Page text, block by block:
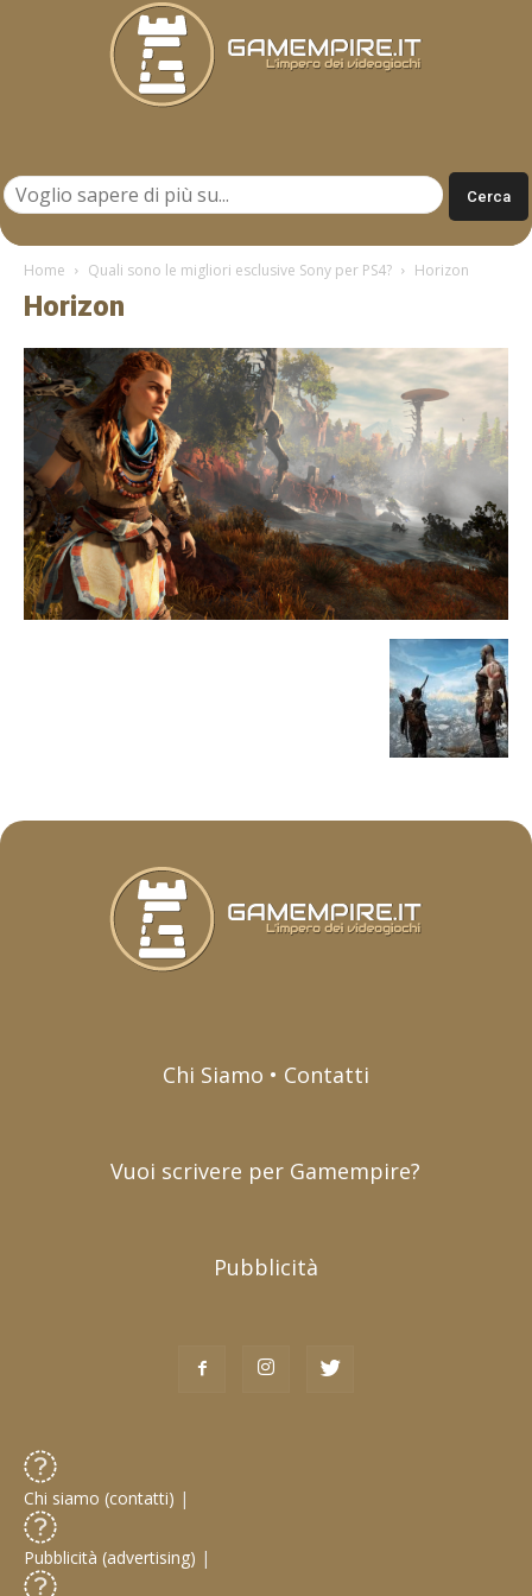
Home Quali sono le migliori esclusive Sony per PS4? Horizon
Horizon
Chi Siamo • Contatti
Vuoi scrivere per Gamempire?
Pubblicità
Chi siamo (contatti) |
Pubblicità (advertising) |